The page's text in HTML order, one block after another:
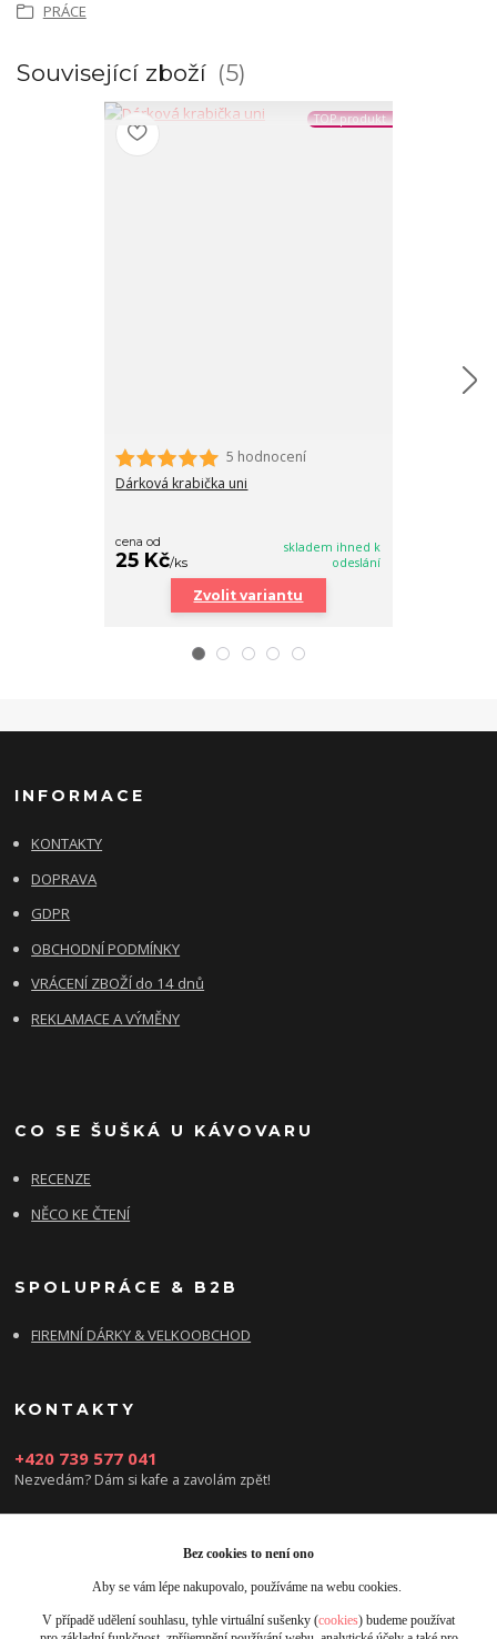
PRÁCE
Související zboží 5
TOP produkt
5 hodnocení
Dárková krabička uni
cena od
25 Kč/ks
skladem ihned k
odeslání
Zvolit variantu
INFORMACE
KONTAKTY
DOPRAVA
GDPR
OBCHODNÍ PODMÍNKY
VRÁCENÍ ZBOŽÍ do 14 dnů
REKLAMACE A VÝMĚNY
CO SE ŠUŠKÁ U KÁVOVARU
RECENZE
NĚCO KE ČTENÍ
SPOLUPRÁCE & B2B
FIREMNÍ DÁRKY & VELKOOBCHOD
KONTAKTY
+420 739 577 041
Nezvedám? Dám si kafe a zavolám zpět!
info@damsikafe.cz
Bez cookies to není ono
Aby se vám lépe nakupovalo, používáme na webu cookies.
V případě udělení souhlasu, tyhle virtuální sušenky (cookies) budeme používat